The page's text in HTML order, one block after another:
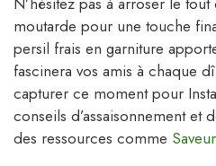
moutarde pour une touche
persil frais en garniture
fascinera vos amis à chaque
capturer ce moment pour
conseils d’assaisonnement et
des ressources comme Saveur